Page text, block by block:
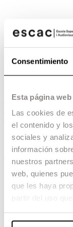
Consentimiento
Esta página
Las cookies de
el contenido y
sociales y
información
nuestros
web, quienes
que les haya
El ganador
Oscar
escuela
su haber, es uno de
efectos especiales
español.
02.03.18 -
Formación
David Martí,
uno de los
especiales más
venido a la escuela
con toda la
los alumnos de
ha ganado a los
Frágiles(2005),El